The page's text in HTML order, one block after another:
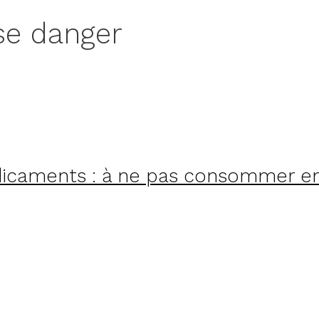
danger
: à ne pas consommer